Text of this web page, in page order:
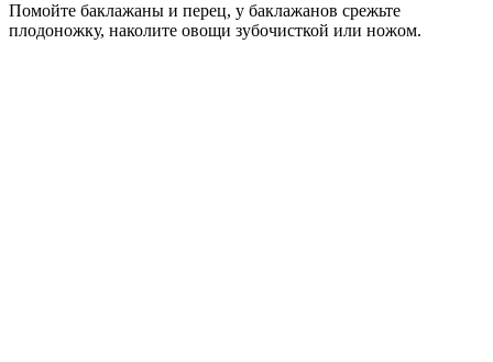
Помойте баклажаны и перец, у баклажанов срежьте
плодоножку, наколите овощи зубочисткой или ножом.